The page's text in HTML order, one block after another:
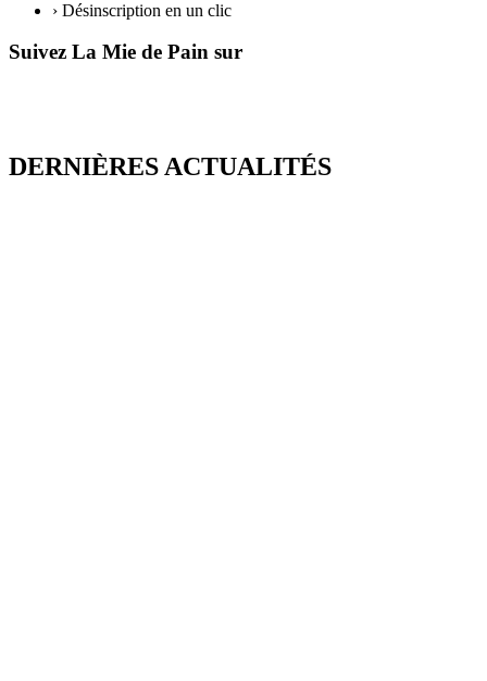
› Désinscription en un clic
Suivez La Mie de Pain sur
DERNIÈRES ACTUALITÉS